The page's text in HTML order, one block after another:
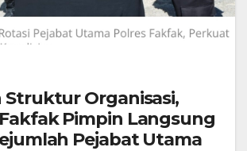
Struktur Organisasi,
Pimpin Langsung
Pejabat Utama